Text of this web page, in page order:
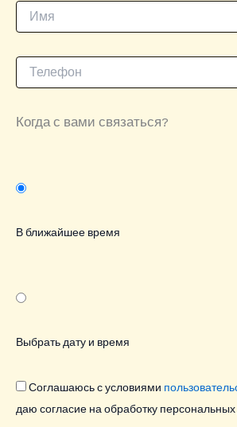
Когда с вами связаться?
В ближайшее время
Выбрать дату и время
Соглашаюсь с условиями
даю согласие на обработку